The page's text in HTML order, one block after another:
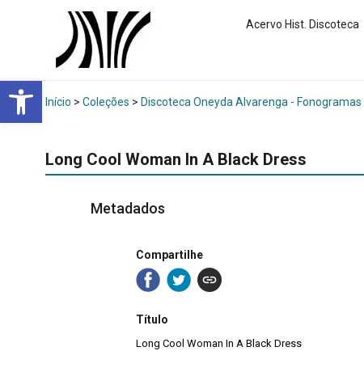
Abrir a barra de ferramentas
Acervo Hist. Discoteca
Início > Coleções > Discoteca Oneyda Alvarenga - Fonogramas
Long Cool Woman In A Black Dress
Metadados
Compartilhe
Título
Long Cool Woman In A Black Dress